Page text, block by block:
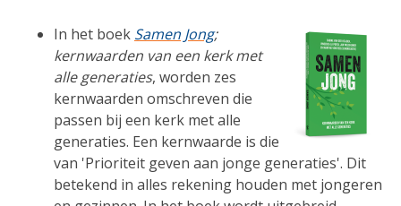
In het boek Samen Jong;
kernwaarden van een kerk met
alle generaties, worden zes
kernwaarden omschreven die
passen bij een kerk met alle
generaties. Een kernwaarde is die
van 'Prioriteit geven aan jonge generaties'. Dit
betekend in alles rekening houden met jongeren